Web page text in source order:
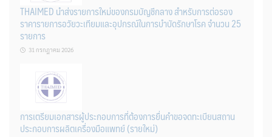
THAIMED นำส่งรายการใหม่ของกรมบัญชีกลาง สำหรับการต่อรอง
ราคารายการอวัยวะเทียมและอุปกรณ์ในการบำบัดรักษาโรค จำนวน 25
รายการ
31 กรกฎาคม 2026
การเตรียมเอกสารผู้ประกอบการที่ต้องการยื่นคำขอจดทะเบียนสถาน
ประกอบการผลิตเครื่องมือแพทย์ (รายใหม่)